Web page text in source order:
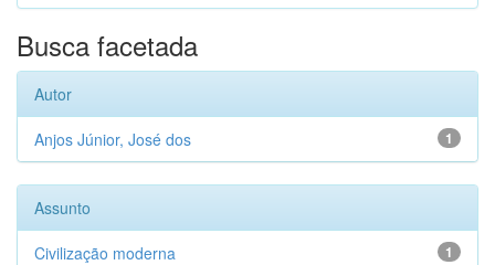
Busca facetada
Autor
1
Anjos Júnior, José dos
Assunto
1
Civilização moderna